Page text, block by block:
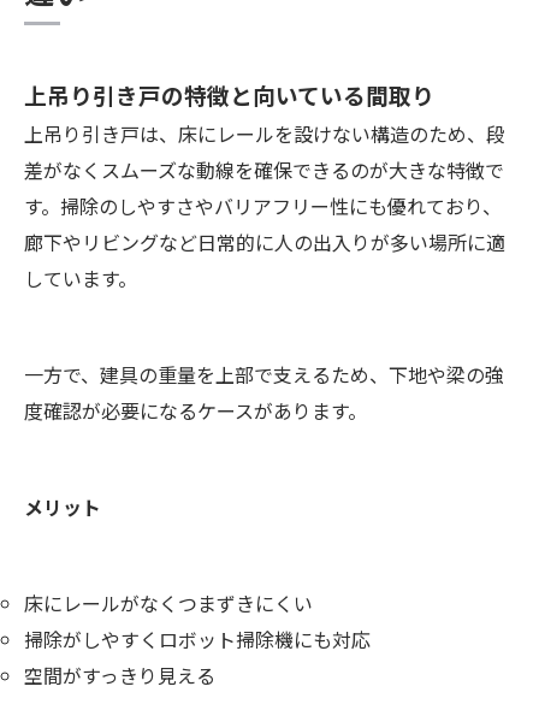
上吊り引き戸の特徴と向いている間取り
上吊り引き戸は、床にレールを設けない構造のため、段
差がなくスムーズな動線を確保できるのが大きな特徴で
す。掃除のしやすさやバリアフリー性にも優れており、
廊下やリビングなど日常的に人の出入りが多い場所に適
しています。
一方で、建具の重量を上部で支えるため、下地や梁の強
度確認が必要になるケースがあります。
メリット
床にレールがなくつまずきにくい
掃除がしやすくロボット掃除機にも対応
空間がすっきり見える